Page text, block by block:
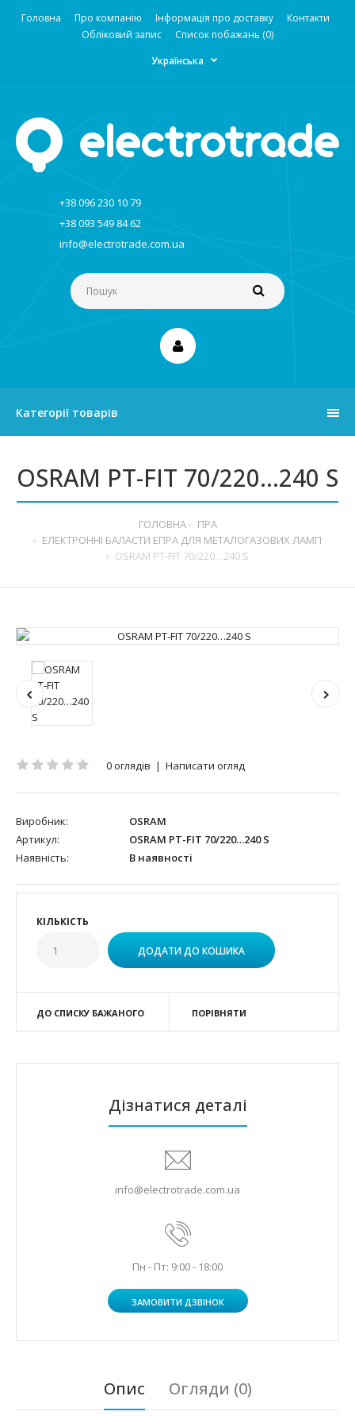
Головна Про компанію Інформація про доставку
Контакти
Обліковий запис
Список побажань (0)
Українська
+38 096 230 10 79
+38 093 549 84 62
info@electrotrade.com.ua
Категорії товарів
OSRAM PT-FIT 70/220…240 S
ГОЛОВНА
ПРА
ЕЛЕКТРОННІ БАЛАСТИ ЕПРА ДЛЯ МЕТАЛОГАЗОВИХ ЛАМП
OSRAM PT-FIT 70/220…240 S
0 оглядів | Написати огляд
Виробник:
OSRAM
Артикул:
OSRAM PT-FIT 70/220…240 S
Наявність:
В наявності
КІЛЬКІСТЬ
ДО СПИСКУ БАЖАНОГО ПОРІВНЯТИ
Дізнатися деталі
info@electrotrade.com.ua
Пн - Пт: 9:00 - 18:00
ЗАМОВИТИ ДЗВІНОК
Опис Огляди (0)